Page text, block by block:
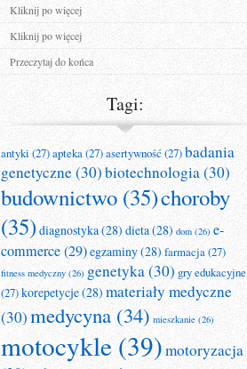
Kliknij po więcej
Kliknij po więcej
Przeczytaj do końca
Tagi:
antyki (27)apteka(27)asertywność (27)badania
genetyczne(30)biotechnologia(30)
budownictwo (35)choroby
(35)diagnostyka(28) dieta(28) dom (26) e-
commerce(29)egzaminy(28) farmacja(27)
fitness medyczny (26) genetyka(30) gry edukacyjne
(27)korepetycje(28) materiały medyczne
(30)medycyna (34) mieszkanie (26)
motocykle (39)motoryzacja